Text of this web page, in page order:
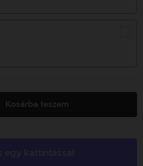
Kosárba teszem